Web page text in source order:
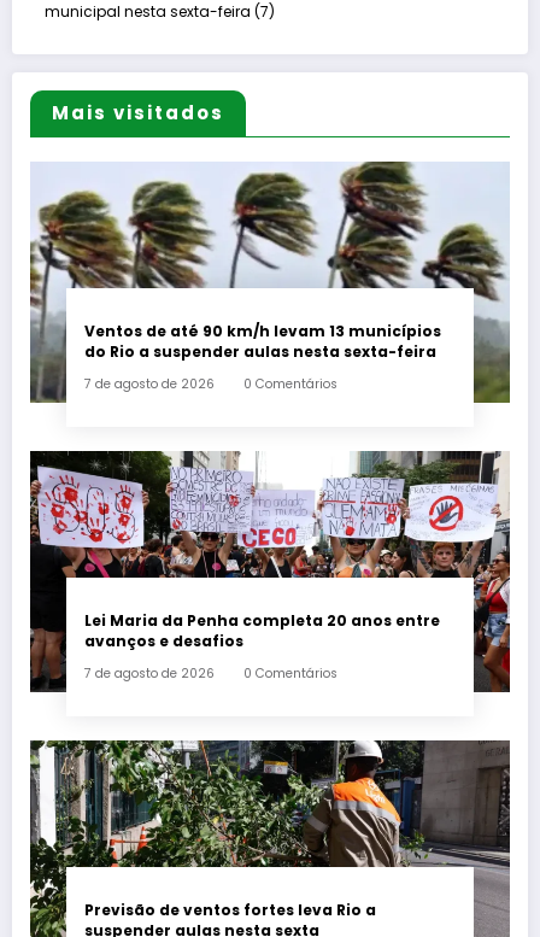
municipal nesta sexta-feira (7)
Mais visitados
Ventos de até 90 km/h levam 13 municípios
do Rio a suspender aulas nesta sexta-feira
7 de agosto de 2026 0 Comentários
Lei Maria da Penha completa 20 anos entre
avanços e desafios
7 de agosto de 2026 0 Comentários
Previsão de ventos fortes leva Rio a
suspender aulas nesta sexta